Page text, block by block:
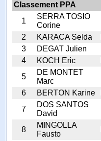
Classement PPA
1
SERRA TOSIO
Corine
2
KARACA Selda
3
DEGAT Julien
4
KOCH Eric
5
DE MONTET
Marc
6
BERTON Karine
7
DOS SANTOS
David
8
MINGOLLA
Fausto